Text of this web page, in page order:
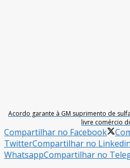
Acordo garante à GM suprimento de
livre comércio
Compartilhar no Facebook
TwitterCompartilhar no Linkedin
WhatsappCompartilhar no